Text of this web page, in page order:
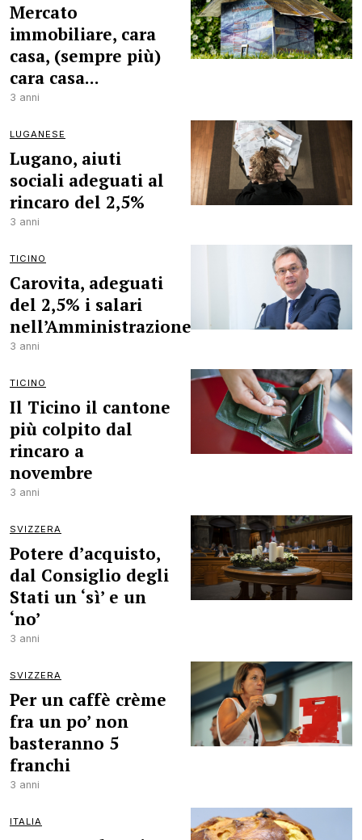
Mercato
immobiliare, cara
casa, (sempre più)
cara casa...
3 anni
LUGANESE
Lugano, aiuti
sociali adeguati al
rincaro del 2,5%
3 anni
TICINO
Carovita, adeguati
del 2,5% i salari
nell’Amministrazione
3 anni
TICINO
Il Ticino il cantone
più colpito dal
rincaro a
novembre
3 anni
SVIZZERA
Potere d’acquisto,
dal Consiglio degli
Stati un ‘sì’ e un
‘no’
3 anni
SVIZZERA
Per un caffè crème
fra un po’ non
basteranno 5
franchi
3 anni
ITALIA